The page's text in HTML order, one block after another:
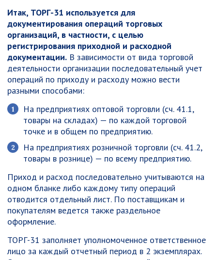
Итак, ТОРГ-31 используется для
документирования операций торговых
организаций, в частности, с целью
регистрирования приходной и расходной
документации. В зависимости от вида торговой
деятельности организации последовательный учет
операций по приходу и расходу можно вести
разными способами:
На предприятиях оптовой торговли (сч. 41.1,
товары на складах) — по каждой торговой
точке и в общем по предприятию.
На предприятиях розничной торговли (сч. 41.2,
товары в рознице) — по всему предприятию.
Приход и расход последовательно учитываются на
одном бланке либо каждому типу операций
отводится отдельный лист. По поставщикам и
покупателям ведется также раздельное
оформление.
ТОРГ-31 заполняет уполномоченное ответственное
лицо за каждый отчетный период в 2 экземплярах.